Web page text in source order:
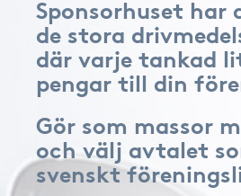
Sponsorhuset har
de stora
där varje tankad
pengar till din
Gör som massor
och välj avtalet
svenskt